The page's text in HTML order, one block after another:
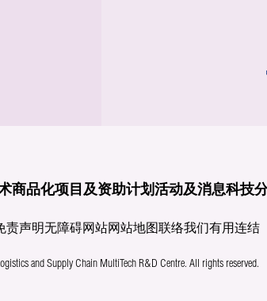
商品化项目及资助计划活动及消息科技
责声明无障碍网站网站地图联络我们有用连结
and Supply Chain MultiTech R&D Centre. All rights reserved.